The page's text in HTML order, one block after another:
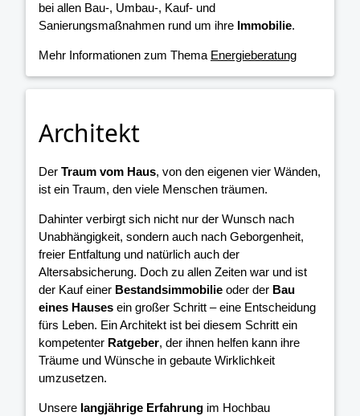
bei allen Bau-, Umbau-, Kauf- und
Sanierungsmaßnahmen rund um ihre Immobilie.
Mehr Informationen zum Thema Energieberatung
Architekt
Der Traum vom Haus, von den eigenen vier Wänden,
ist ein Traum, den viele Menschen träumen.
Dahinter verbirgt sich nicht nur der Wunsch nach
Unabhängigkeit, sondern auch nach Geborgenheit,
freier Entfaltung und natürlich auch der
Altersabsicherung. Doch zu allen Zeiten war und ist
der Kauf einer Bestandsimmobilie oder der Bau
eines Hauses ein großer Schritt – eine Entscheidung
fürs Leben. Ein Architekt ist bei diesem Schritt ein
kompetenter Ratgeber, der ihnen helfen kann ihre
Träume und Wünsche in gebaute Wirklichkeit
umzusetzen.
Unsere langjährige Erfahrung im Hochbau